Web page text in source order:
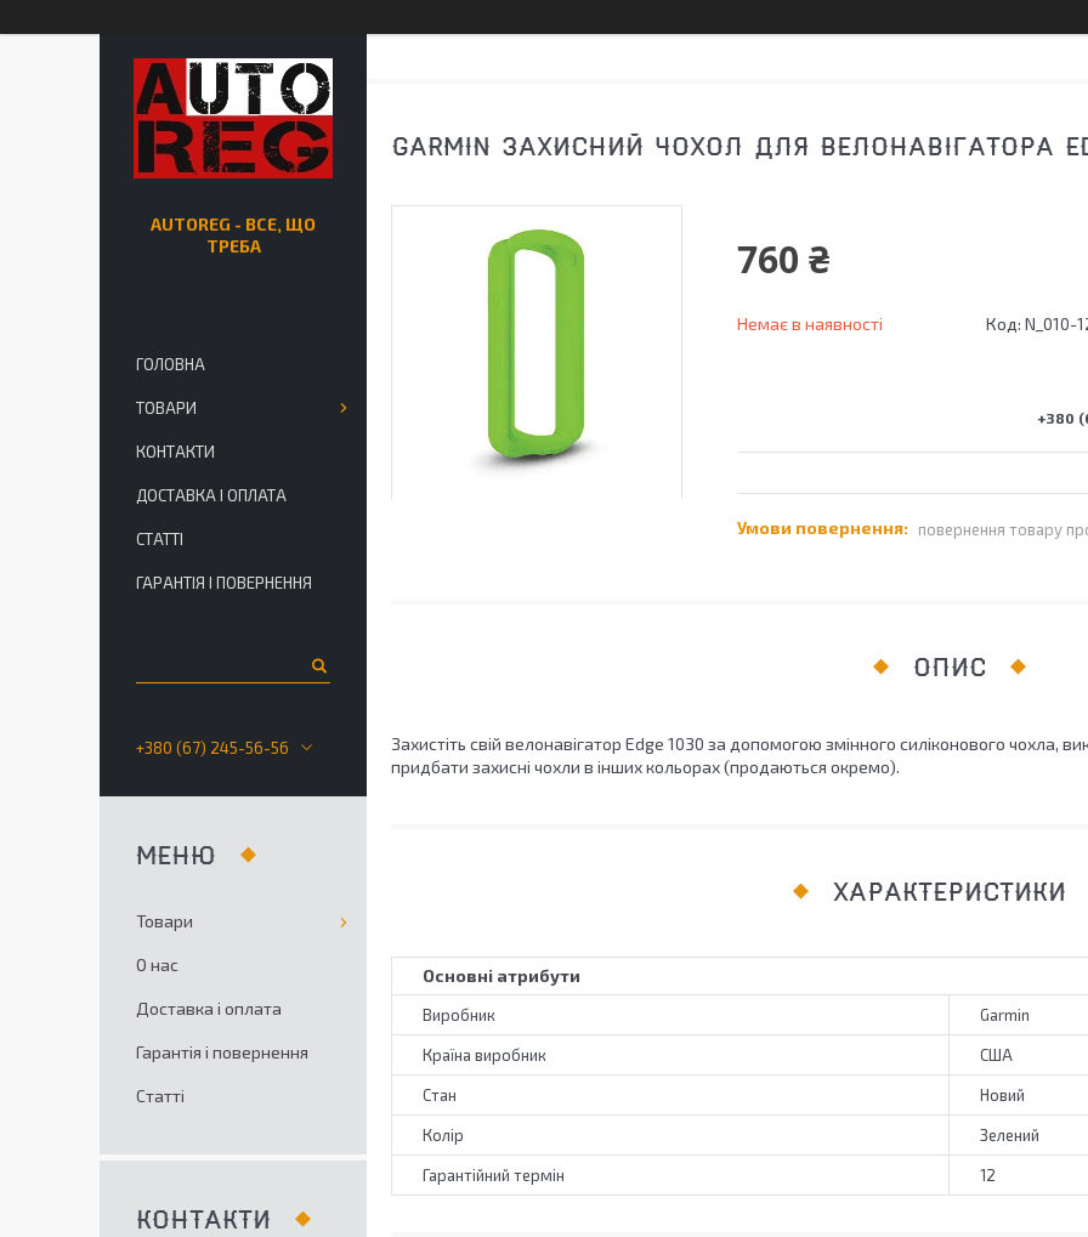
GARMIN ЗАХИСНИЙ ЧОХОЛ ДЛЯ ВЕЛОНАВІГАТОРА
760 ₴
Немає в наявності Код: N_010-
+380
повернення товару
ОПИС
Захистіть свій велонавігатор Edge 1030 за допомогою змінного силіконового
придбати захисні чохли в інших кольорах (продаються окремо).
ХАРАКТЕРИСТИКИ
Основні атрибути
Виробник Garmin
Країна виробник США
Стан Новий
Колір Зелений
Гарантійний термін 12
AUTOREG - ВСЕ, ЩО
ТРЕБА
ГОЛОВНА
ТОВАРИ
КОНТАКТИ
ДОСТАВКА І ОПЛАТА
СТАТТІ
ГАРАНТІЯ І ПОВЕРНЕННЯ
+380 (67) 245-56-56
Товари
О нас
Доставка і оплата
Гарантія і повернення
Статті
КОНТАКТИ